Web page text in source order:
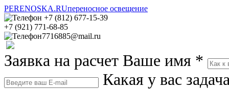
PERENOSKA.RUпереносное освещение
+7 (812) 677-15-39
+7 (921) 771-68-85
7716885@mail.ru
Заявка на расчет Ваше имя *
Какая у вас